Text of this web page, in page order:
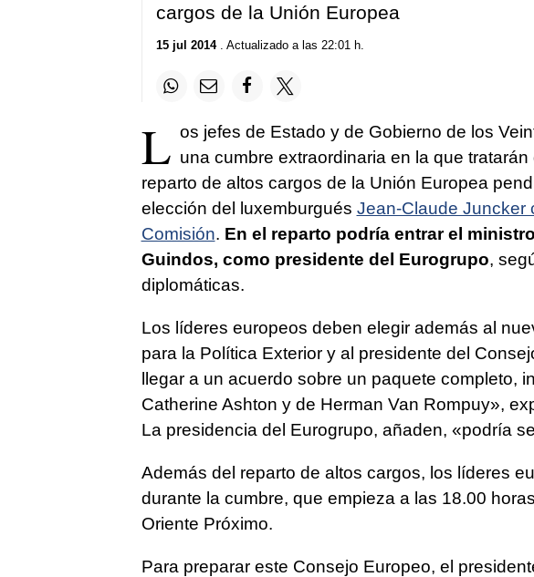
cargos de la Unión Europea
15 jul 2014. Actualizado a las 22:01 h.
L os jefes de Estado y de Gobierno de los
una cumbre extraordinaria en la que
reparto de altos cargos de la Unión Europea
elección del luxemburgués Jean-Claude Juncker
Comisión. En el reparto podría entrar el
Guindos, como presidente del Eurogrupo,
diplomáticas.
Los líderes europeos deben elegir además al
para la Política Exterior y al presidente del
llegar a un acuerdo sobre un paquete completo,
Catherine Ashton y de Herman Van Rompuy»,
La presidencia del Eurogrupo, añaden, «podría
Además del reparto de altos cargos, los líderes
durante la cumbre, que empieza a las 18.00
Oriente Próximo.
Para preparar este Consejo Europeo, el